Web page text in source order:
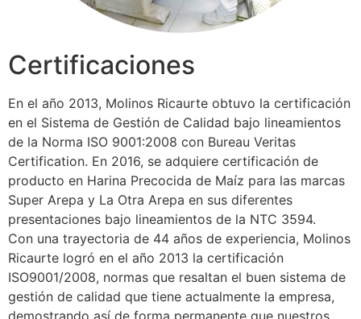
Certificaciones
En el año 2013, Molinos Ricaurte obtuvo la certificación
en el Sistema de Gestión de Calidad bajo lineamientos
de la Norma ISO 9001:2008 con Bureau Veritas
Certification. En 2016, se adquiere certificación de
producto en Harina Precocida de Maíz para las marcas
Super Arepa y La Otra Arepa en sus diferentes
presentaciones bajo lineamientos de la NTC 3594.
Con una trayectoria de 44 años de experiencia, Molinos
Ricaurte logró en el año 2013 la certificación
ISO9001/2008, normas que resaltan el buen sistema de
gestión de calidad que tiene actualmente la empresa,
demostrando así de forma permanente que nuestros